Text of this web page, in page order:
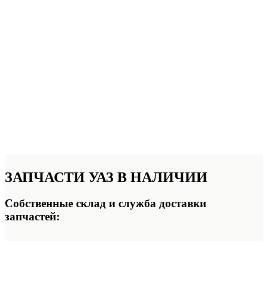
ЗАПЧАСТИ УАЗ В НАЛИЧИИ
Собственные склад и служба доставки
запчастей: